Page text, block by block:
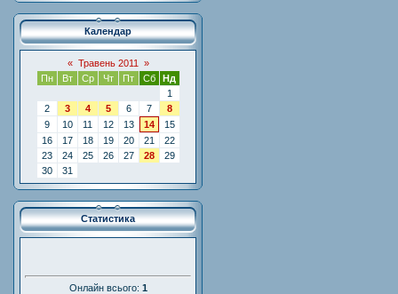
Календар
« Травень 2011
»
Пн
Вт Ср Чт Пт Сб
Нд
1
2
3 4 5 6 7
8
9
10 11 12 13 14
15
16
17 18 19 20 21
22
23
24 25 26 27 28
29
30
31
Статистика
Онлайн всього: 1